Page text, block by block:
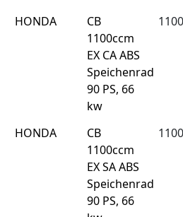
HONDA
CB
1100ccm
EX CA ABS
Speichenrad
90 PS, 66
kw
1100
HONDA
CB
1100ccm
EX SA ABS
Speichenrad
90 PS, 66
1100